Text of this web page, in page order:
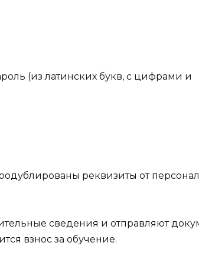
(из латинских букв, с цифрами и
реквизиты от
сведения и отправляют
взнос за обучение.